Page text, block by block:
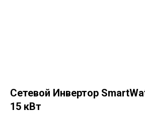
Сетевой Инвертор
15 кВт